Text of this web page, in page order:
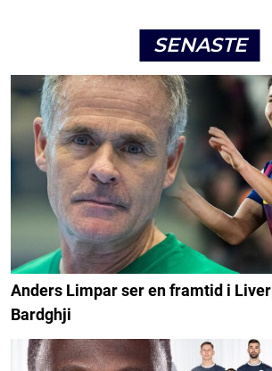
SENASTE
Anders Limpar ser en framtid i
Bardghji